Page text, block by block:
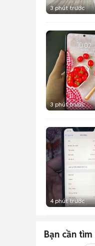
3 phút trước
3 phút trước
4 phút trước
Bạn cần tìm